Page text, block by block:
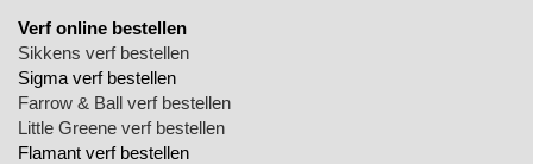
Verf online bestellen
Sikkens verf bestellen
Sigma verf bestellen
Farrow & Ball verf bestellen
Little Greene verf bestellen
Flamant verf bestellen